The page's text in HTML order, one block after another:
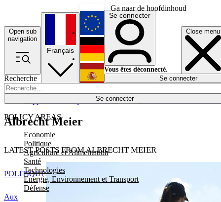
Ga naar de hoofdinhoud
Open sub
navigation
Close menu
Recherche
Se connecter
POLICY AREAS
Economie
Politique
Agriculture et Alimentation
Santé
Technologies
Energie, Environnement et Transport
Défense
Économie
Français
English
Deutsch
Español
Se connecter
Vous êtes déconnecté.
Se connecter
Albrecht Meier
LATEST POSTS FROM ALBRECHT MEIER
Aux
POLITIQUE